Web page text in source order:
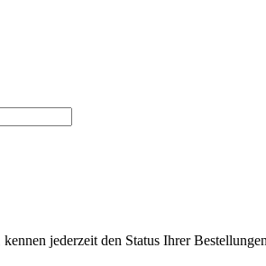
jederzeit den Status Ihrer